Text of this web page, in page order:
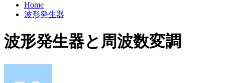
Home
波形発生器
波形発生器と周波数変調